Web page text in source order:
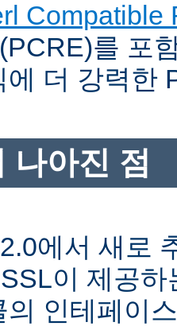
Compatible
(PCRE)를 포
에 더 강력한
나아진 점
에서 새로
이 제공
의 인테페이